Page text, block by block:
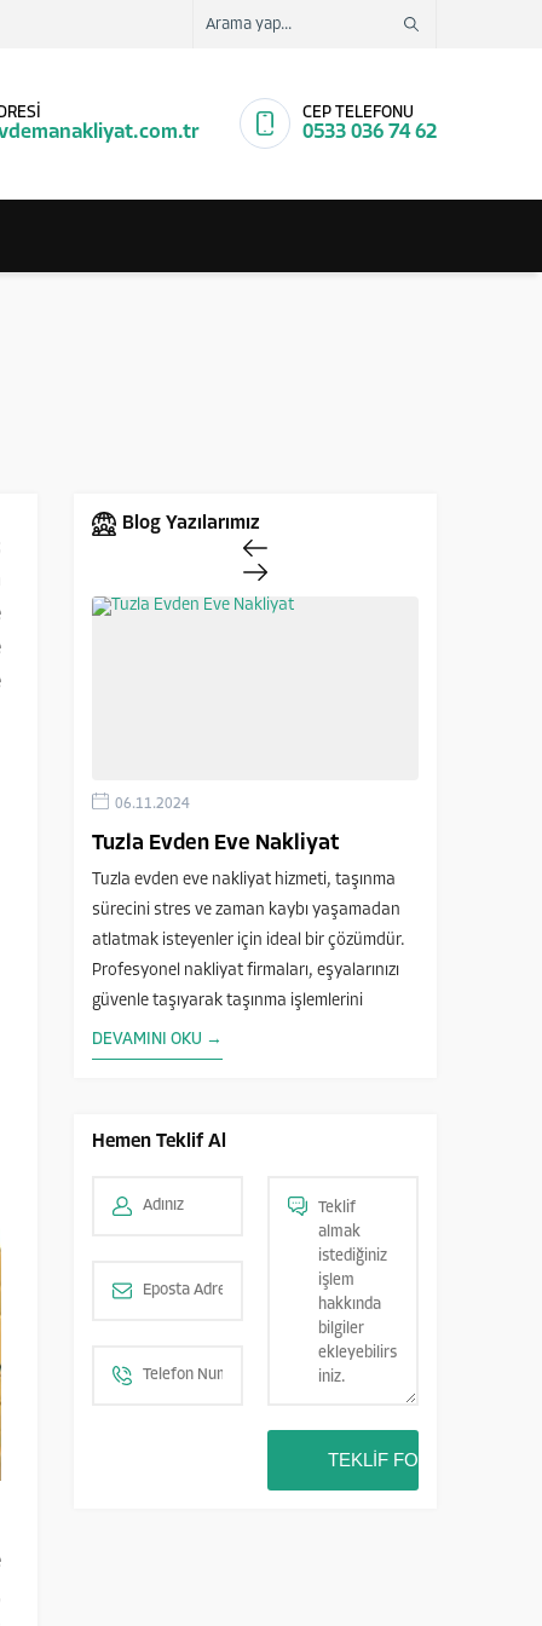
CEP TELEFONU
0533 036 74 62
Blog Yazılarımız
06.11.2024
Tuzla Evden Eve Nakliyat
Tuzla evden eve nakliyat hizmeti, taşınma
sürecini stres ve zaman kaybı yaşamadan
atlatmak isteyenler için ideal bir çözümdür.
Profesyonel nakliyat firmaları, eşyalarınızı
güvenle taşıyarak taşınma işlemlerini
hızlandırır ve size büyük kolaylık sağlar.
Tuzla’da sunduğumuz bu...
DEVAMINI OKU →
Hemen Teklif Al